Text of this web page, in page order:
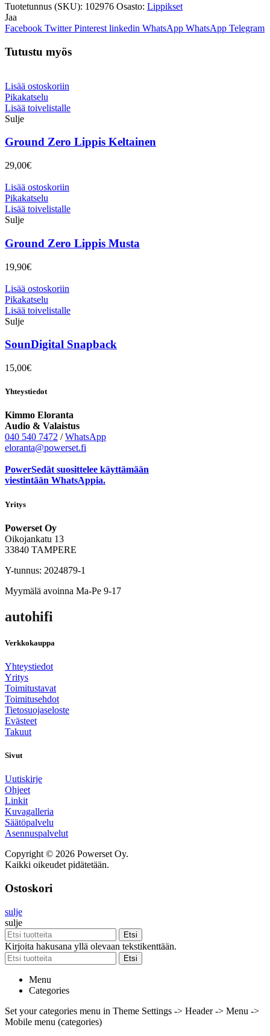
Tuotetunnus (SKU): 102976 Osasto: Lippikset
Jaa
Facebook Twitter Pinterest linkedin WhatsApp WhatsApp Telegram
Tutustu myös
Lisää ostoskoriin
Pikakatselu
Lisää toivelistalle
Sulje
Ground Zero Lippis Keltainen
29,00€
Lisää ostoskoriin
Pikakatselu
Lisää toivelistalle
Sulje
Ground Zero Lippis Musta
19,90€
Lisää ostoskoriin
Pikakatselu
Lisää toivelistalle
Sulje
SounDigital Snapback
15,00€
Yhteystiedot
Kimmo Eloranta
Audio & Valaistus
040 540 7472 /WhatsApp
eloranta@powerset.fi
PowerSedät suosittelee käyttämään
viestintään WhatsAppia.
Yritys
Powerset Oy
Oikojankatu 13
33840 TAMPERE
Y-tunnus: 2024879-1
Myymälä avoinna Ma-Pe 9-17
autohifi
Verkkokauppa
Yhteystiedot
Yritys
Toimitustavat
Toimitusehdot
Tietosuojaseloste
Evästeet
Takuut
Sivut
Uutiskirje
Ohjeet
Linkit
Kuvagalleria
Säätöpalvelu
Asennuspalvelut
Copyright © 2026 Powerset Oy.
Kaikki oikeudet pidätetään.
Ostoskori
sulje
sulje
Etsi
Kirjoita hakusana yllä olevaan tekstikenttään.
Etsi
Menu
Categories
Set your categories menu in Theme Settings -> Header -> Menu ->
Mobile menu (categories)